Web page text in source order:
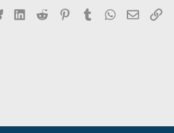
BlueskyLinkedIn
Reddit PinterestTumblr WhatsApp